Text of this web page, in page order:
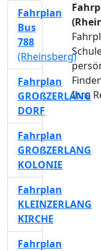
Ihre
Fahrplan
Bus
788
(Rheinsberg)
Fahrplan
GROßZERLANG
DORF
Fahrplan
GROßZERLANG
KOLONIE
Fahrplan
KLEINZERLANG
KIRCHE
Fahrplan